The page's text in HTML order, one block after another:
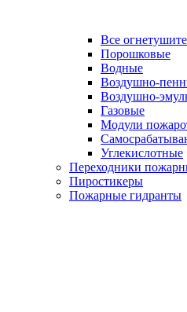
Все
Порошковые
Водные
Воздушно-
Воздушно-
Газовые
Модули
Углекислотные
Переходники
Пиростикеры
Пожарные гидранты